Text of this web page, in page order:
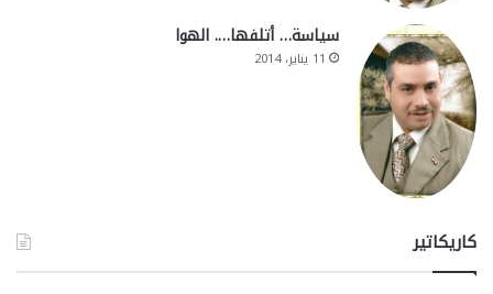
سياسة… أتلفها…. الهوا
11 يناير، 2014
كاريكاتير